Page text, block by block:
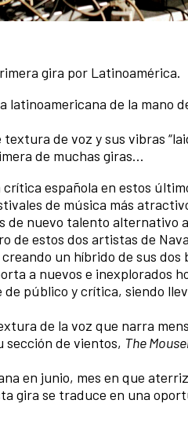
gira por Latinoamérica.
latinoamericana de la mano
de voz y sus vibras
de muchas giras...
española en estos
de música más
de nuevo talento alternativo
de estos dos artistas de
un híbrido de sus
a nuevos e inexplorados
público y crítica, siendo
de la voz que narra
sección de vientos, The
en junio, mes en que
gira se traduce en una